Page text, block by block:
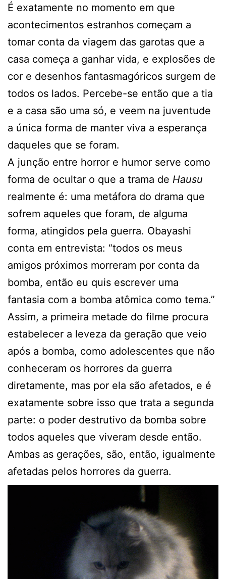
É exatamente no momento em que
acontecimentos estranhos começam a
tomar conta da viagem das garotas que a
casa começa a ganhar vida, e explosões de
cor e desenhos fantasmagóricos surgem de
todos os lados. Percebe-se então que a tia
e a casa são uma só, e veem na juventude
a única forma de manter viva a esperança
daqueles que se foram.
A junção entre horror e humor serve como
forma de ocultar o que a trama de Hausu
realmente é: uma metáfora do drama que
sofrem aqueles que foram, de alguma
forma, atingidos pela guerra. Obayashi
conta em entrevista: “todos os meus
amigos próximos morreram por conta da
bomba, então eu quis escrever uma
fantasia com a bomba atômica como tema.”
Assim, a primeira metade do filme procura
estabelecer a leveza da geração que veio
após a bomba, como adolescentes que não
conheceram os horrores da guerra
diretamente, mas por ela são afetados, e é
exatamente sobre isso que trata a segunda
parte: o poder destrutivo da bomba sobre
todos aqueles que viveram desde então.
Ambas as gerações, são, então, igualmente
afetadas pelos horrores da guerra.